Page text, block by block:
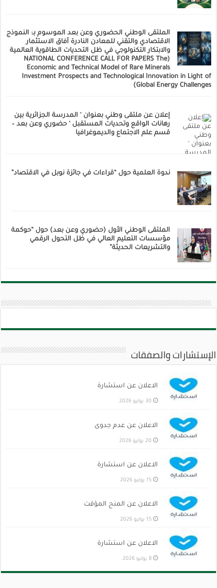
الملتقى الوطني الحضوري وعن بعد الموسوم بـ: النموذج
الاقتصادي والتقني للمعادن النادرة آفاق الاستثمار
والابتكار التكنولوجي في ظل التحديات الطاقوية العالمية
(NATIONAL CONFERENCE CALL FOR PAPERS The
Economic and Technical Model of Rare Minerals
Investment Prospects and Technological Innovation in Light of
Global Energy Challenges)
إعلان عن ملتقى وطني بعنوان ‘ المدرسة الجزائرية بين
رهانات الواقع وتحديات المستقبل ‘ حضوري وعن بعد –
قسم علم الاجتماع والديموغرافيا
ندوة العلمية حول “قراءات في جائزة نوبل في الاقتصاد”
الملتقى الوطني الأول (حضوري وعن بعد) حول “حوكمة
مؤسسات التعليم العالي في ظل التحول الرقمي
والتشريعات الحديثة”
الإستشارات والصفقات
الاعلان عن استشارة
30 يوليو 2026
الاعلان عن عدم جدوى
20 يوليو 2026
الاعلان عن استشارة
15 يوليو 2026
الاعلان عن المنح المؤقت
15 يوليو 2026
الاعلان عن استشارة
8 يوليو 2026